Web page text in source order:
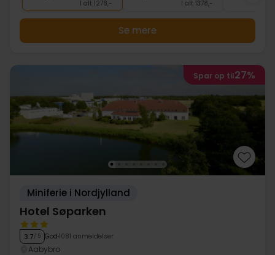
I alt 1278,- I alt 1378,-
Se mere
Spar op til27%
Miniferie i Nordjylland
Hotel Søparken
3.7/ 5 God 1081 anmeldelser
Aabybro